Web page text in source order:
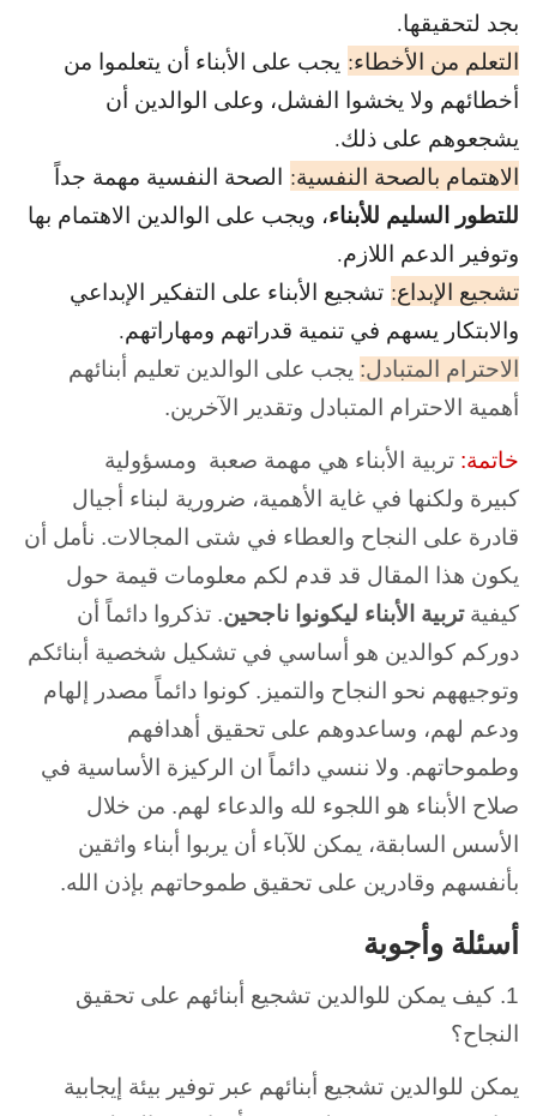
بجد لتحقيقها.
التعلم من الأخطاء: يجب على الأبناء أن يتعلموا من
أخطائهم ولا يخشوا الفشل، وعلى الوالدين أن
يشجعوهم على ذلك.
الاهتمام بالصحة النفسية: الصحة النفسية مهمة جداً
للتطور السليم للأبناء، ويجب على الوالدين الاهتمام بها
وتوفير الدعم اللازم.
تشجيع الإبداع: تشجيع الأبناء على التفكير الإبداعي
والابتكار يسهم في تنمية قدراتهم ومهاراتهم.
الاحترام المتبادل: يجب على الوالدين تعليم أبنائهم
أهمية الاحترام المتبادل وتقدير الآخرين.
خاتمة: تربية الأبناء هي مهمة صعبة ومسؤولية
كبيرة ولكنها في غاية الأهمية، ضرورية لبناء أجيال
قادرة على النجاح والعطاء في شتى المجالات. نأمل أن
يكون هذا المقال قد قدم لكم معلومات قيمة حول
كيفيةتربية الأبناء ليكونوا ناجحين. تذكروا دائماً أن
دوركم كوالدين هو أساسي في تشكيل شخصية أبنائكم
وتوجيههم نحو النجاح والتميز. كونوا دائماً مصدر إلهام
ودعم لهم، وساعدوهم على تحقيق أهدافهم
وطموحاتهم. ولا ننسي دائماً ان الركيزة الأساسية في
صلاح الأبناء هو اللجوء لله والدعاء لهم. من خلال
الأسس السابقة، يمكن للآباء أن يربوا أبناء واثقين
بأنفسهم وقادرين على تحقيق طموحاتهم بإذن الله.
أسئلة وأجوبة
1. كيف يمكن للوالدين تشجيع أبنائهم على تحقيق
النجاح؟
يمكن للوالدين تشجيع أبنائهم عبر توفير بيئة إيجابية